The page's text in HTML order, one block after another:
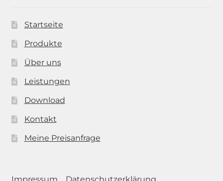
Startseite
Produkte
Über uns
Leistungen
Download
Kontakt
Meine Preisanfrage